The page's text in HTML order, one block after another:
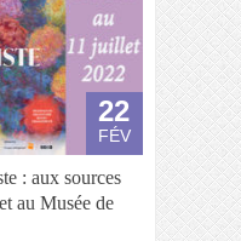
22
FÉV
: aux sources
au Musée de